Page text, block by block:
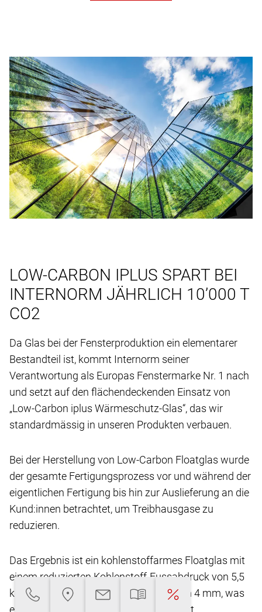
LOW-CARBON IPLUS SPART BEI
INTERNORM JÄHRLICH 10’000 T
CO2
Da Glas bei der Fensterproduktion ein elementarer
Bestandteil ist, kommt Internorm seiner
Verantwortung als Europas Fenstermarke Nr. 1 nach
und setzt auf den flächendeckenden Einsatz von
„Low-Carbon iplus Wärmeschutz-Glas“, das wir
standardmässig in unseren Produkten verbauen.
Bei der Herstellung von Low-Carbon Floatglas wurde
der gesamte Fertigungsprozess vor und während der
eigentlichen Fertigung bis hin zur Auslieferung an die
Kund:innen betrachtet, um Treibhausgase zu
reduzieren.
Das Ergebnis ist ein kohlenstoffarmes Floatglas mit
einem reduzierten Kohlenstoff-Fussabdruck von 5,5
kg CO2-eq/m2** bei einer Glasdicke von 4 mm, was
eine Reduktion von über 45 % ermöglicht.